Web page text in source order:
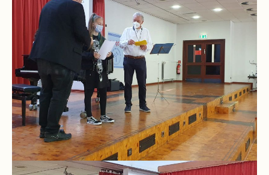
6
8
Stufe
9
und